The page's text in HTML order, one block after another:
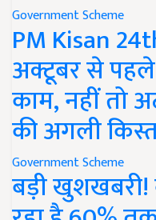
Government Scheme
PM Kisan
अक्टूबर से
काम, नहीं तो
की अगली
Government Scheme
बड़ी खुशखबरी!